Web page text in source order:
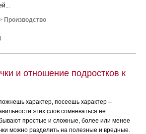
Производство
и отношение подростков к
характер, посеешь характер –
этих слов сомневаться не
простые и сложные, более или менее
можно разделить на полезные и вредные.